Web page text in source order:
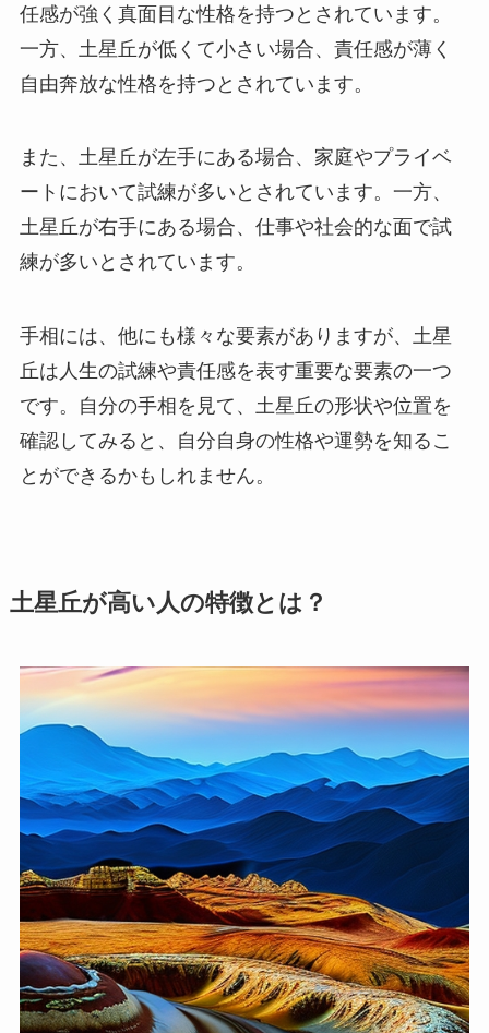
任感が強く真面目な性格を持つとされています。
一方、土星丘が低くて小さい場合、責任感が薄く
自由奔放な性格を持つとされています。
また、土星丘が左手にある場合、家庭やプライベ
ートにおいて試練が多いとされています。一方、
土星丘が右手にある場合、仕事や社会的な面で試
練が多いとされています。
手相には、他にも様々な要素がありますが、土星
丘は人生の試練や責任感を表す重要な要素の一つ
です。自分の手相を見て、土星丘の形状や位置を
確認してみると、自分自身の性格や運勢を知るこ
とができるかもしれません。
土星丘が高い人の特徴とは？